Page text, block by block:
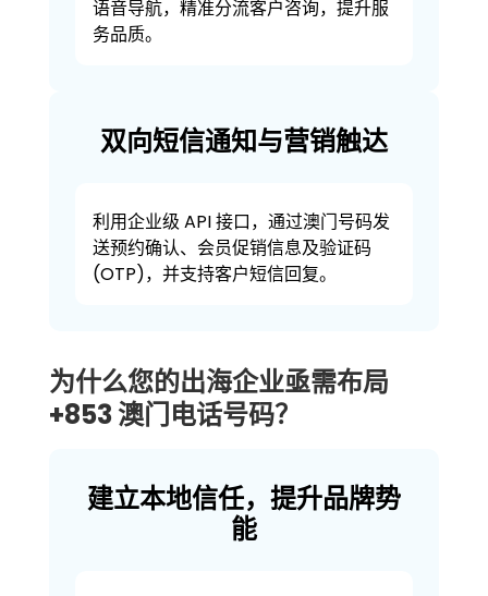
语音导航，精准分流客户咨询，提升服
务品质。
双向短信通知与营销触达
利用企业级 API 接口，通过澳门号码发
送预约确认、会员促销信息及验证码
(OTP)，并支持客户短信回复。
为什么您的出海企业亟需布局
+853 澳门电话号码？
建立本地信任，提升品牌势
能